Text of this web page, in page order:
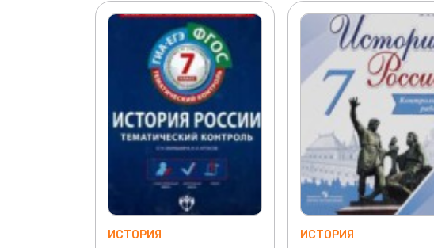
ИСТОРИЯ ИСТОРИЯ